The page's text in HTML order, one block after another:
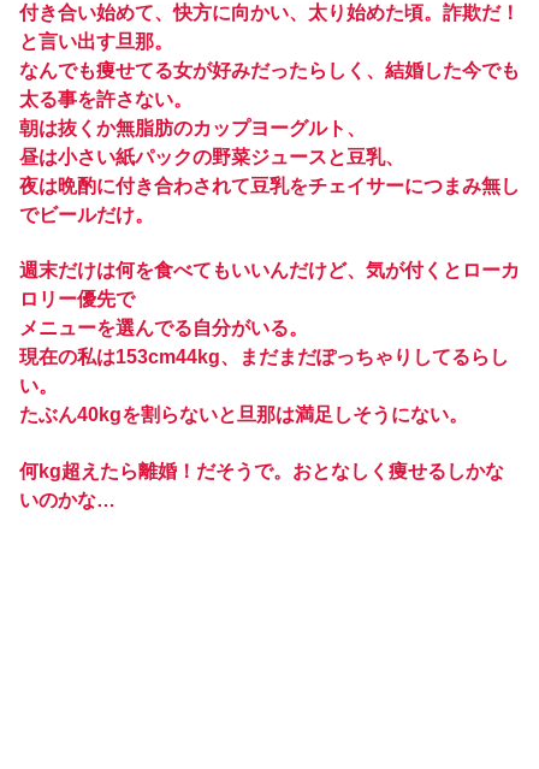
付き合い始めて、快方に向かい、太り始めた頃。詐欺だ！
と言い出す旦那。
なんでも痩せてる女が好みだったらしく、結婚した今でも
太る事を許さない。
朝は抜くか無脂肪のカップヨーグルト、
昼は小さい紙パックの野菜ジュースと豆乳、
夜は晩酌に付き合わされて豆乳をチェイサーにつまみ無し
でビールだけ。
週末だけは何を食べてもいいんだけど、気が付くとローカ
ロリー優先で
メニューを選んでる自分がいる。
現在の私は153cm44kg、まだまだぽっちゃりしてるらし
い。
たぶん40kgを割らないと旦那は満足しそうにない。
何kg超えたら離婚！だそうで。おとなしく痩せるしかな
いのかな…